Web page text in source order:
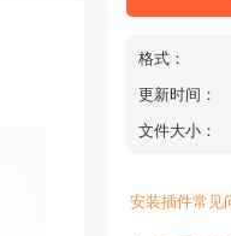
格式：
更新时间：
文件大小：
安装插件常见